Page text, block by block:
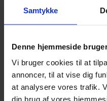
Samtykke
Denne hjemmeside
Vi bruger cookies til at
annoncer, til at vise dig
at analysere vores trafik.
din brug af vores
internetbehovet
mange er en stabil
afgørende, mens
om aftenen til